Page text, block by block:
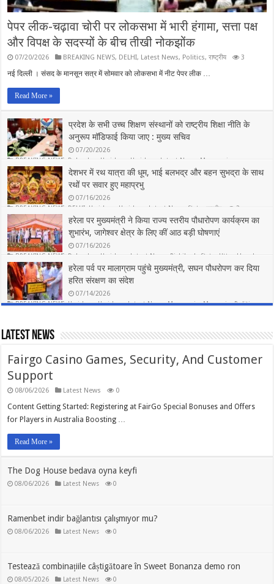
पेपर लीक-चढ़ावा चोरी पर लोकसभा में भारी हंगामा, सत्ता पक्ष
और विपक्ष के सदस्यों के बीच तीखी नोकझोंक
07/20/2026 BREAKING NEWS, DELHI, Latest News, Politics,राष्ट्रीय 3
नई दिल्ली । संसद के मानसून सत्र में सोमवार को लोकसभा में नीट पेपर लीक …
Read More »
प्रदेश के सभी उच्च शिक्षण संस्थानों को राष्ट्रीय शिक्षा नीति के
अनुरूप मॉडिफाई किया जाए : मुख्य सचिव
07/20/2026
BREAKING NEWS Dehradun Haridwar Haridwar Latest News Mussoorie
Rishikesh,State,Uttarakhand
7
देशभर में रथ यात्रा की धूम, भाई बलभद्र और बहन सुभद्रा के साथ
रथों पर सवार हुए महाप्रभु
07/16/2026
BREAKING NEWS DELHI Haridwar Haridwar Latest News ,State राष्ट्रीय 2
हरेला पर मुख्यमंत्री ने किया राज्य स्तरीय पौधारोपण कार्यक्रम का
शुभारंभ, जागेश्वर क्षेत्र के लिए कीं आठ बड़ी घोषणाएं
07/16/2026
BREAKING NEWS Dehradun Haridwar Latest News Rishikesh ,State
Uttarakhand
5
हरेला पर्व पर मालाग्राम पहुंचे मुख्यमंत्री, सघन पौधरोपण कर दिया
हरित संरक्षण का संदेश
07/14/2026
BREAKING NEWS,Haridwar,Haridwar,Latest News,Mussoorie,Mussorie,Politics,
Latest News
Fairgo Casino Games, Security, And Customer
Support
08/06/2026 Latest News 0
Content Getting Started: Registering at FairGo Special Bonuses and Offers
for Players in Australia Boosting …
Read More »
The Dog House bedava oyna keyfi
08/06/2026 Latest News 0
Ramenbet indir bağlantısı çalışmıyor mu?
08/06/2026 Latest News 0
Testează combinațiile câștigătoare în Sweet Bonanza demo ron
08/05/2026 Latest News 0